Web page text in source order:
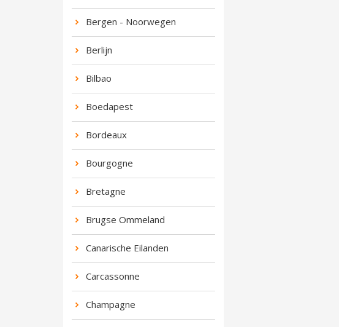
Bergen - Noorwegen
Berlijn
Bilbao
Boedapest
Bordeaux
Bourgogne
Bretagne
Brugse Ommeland
Canarische Eilanden
Carcassonne
Champagne